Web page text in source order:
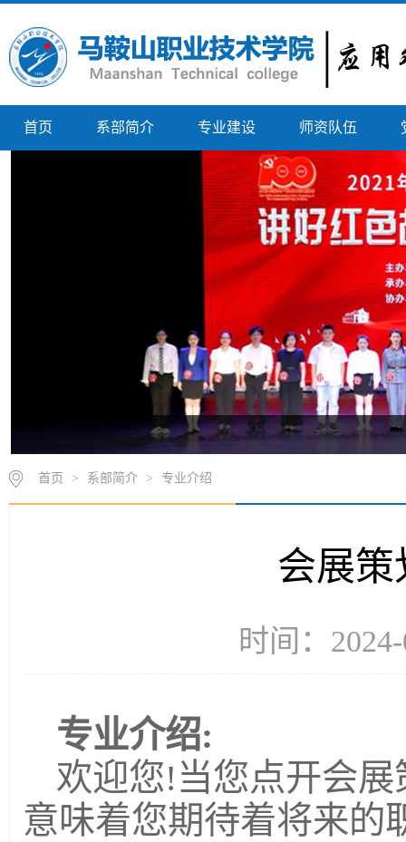
首页 系部简介 专业建设 师资队伍
首页 > 系部简介 > 专业介绍
会展
时间：
专业介绍:
欢迎您!当您点开会
意味着您期待着将来的